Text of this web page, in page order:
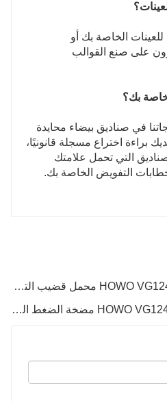
للعينات الخاصة بك أو
على صنع القوالب
بك؟
في صناديق بيضاء محايدة
براءة اختراع مسجلة قانونيًا،
التي تحمل علامتك
التفويض الخاصة بك.
سابق : ساينو تراك HOWO VG1246030011 محمل قضيب التوصيل
التالي : ساينو تراك HOWO VG1246080097 مضخة الضغط العالي